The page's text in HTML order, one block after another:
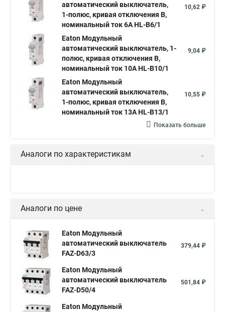
автоматический выключатель,
1-полюс, кривая отключения B,
номинальный ток 6А HL-B6/1
10,62 ₽
Eaton Модульный
автоматический выключатель, 1-
полюс, кривая отключения B,
номинальный ток 10А HL-B10/1
9,04 ₽
Eaton Модульный
автоматический выключатель,
1-полюс, кривая отключения B,
номинальный ток 13А HL-B13/1
10,55 ₽
Показать больше
Аналоги по характеристикам
Аналоги по цене
Eaton Модульный
автоматический выключатель
FAZ-D63/3
379,44 ₽
Eaton Модульный
автоматический выключатель
FAZ-D50/4
501,84 ₽
Eaton Модульный